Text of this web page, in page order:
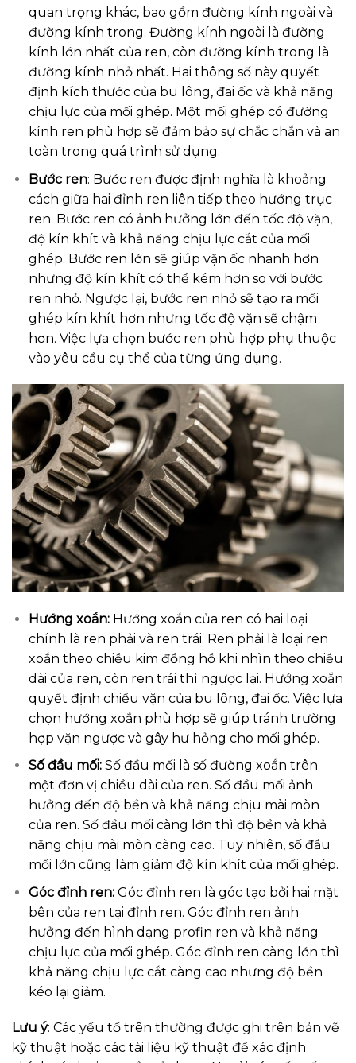
quan trọng khác, bao gồm đường kính ngoài và
đường kính trong. Đường kính ngoài là đường
kính lớn nhất của ren, còn đường kính trong là
đường kính nhỏ nhất. Hai thông số này quyết
định kích thước của bu lông, đai ốc và khả năng
chịu lực của mối ghép. Một mối ghép có đường
kính ren phù hợp sẽ đảm bảo sự chắc chắn và an
toàn trong quá trình sử dụng.
Bước ren: Bước ren được định nghĩa là khoảng
cách giữa hai đỉnh ren liên tiếp theo hướng trục
ren. Bước ren có ảnh hưởng lớn đến tốc độ vặn,
độ kín khít và khả năng chịu lực cắt của mối
ghép. Bước ren lớn sẽ giúp vặn ốc nhanh hơn
nhưng độ kín khít có thể kém hơn so với bước
ren nhỏ. Ngược lại, bước ren nhỏ sẽ tạo ra mối
ghép kín khít hơn nhưng tốc độ vặn sẽ chậm
hơn. Việc lựa chọn bước ren phù hợp phụ thuộc
vào yêu cầu cụ thể của từng ứng dụng.
Hướng xoắn:Hướng xoắn của ren có hai loại
chính là ren phải và ren trái. Ren phải là loại ren
xoắn theo chiều kim đồng hồ khi nhìn theo chiều
dài của ren, còn ren trái thì ngược lại. Hướng xoắn
quyết định chiều vặn của bu lông, đai ốc. Việc lựa
chọn hướng xoắn phù hợp sẽ giúp tránh trường
hợp vặn ngược và gây hư hỏng cho mối ghép.
Số đầu mối:Số đầu mối là số đường xoắn trên
một đơn vị chiều dài của ren. Số đầu mối ảnh
hưởng đến độ bền và khả năng chịu mài mòn
của ren. Số đầu mối càng lớn thì độ bền và khả
năng chịu mài mòn càng cao. Tuy nhiên, số đầu
mối lớn cũng làm giảm độ kín khít của mối ghép.
Góc đỉnh ren:Góc đỉnh ren là góc tạo bởi hai mặt
bên của ren tại đỉnh ren. Góc đỉnh ren ảnh
hưởng đến hình dạng profin ren và khả năng
chịu lực của mối ghép. Góc đỉnh ren càng lớn thì
khả năng chịu lực cắt càng cao nhưng độ bền
kéo lại giảm.
Lưu ý: Các yếu tố trên thường được ghi trên bản vẽ
kỹ thuật hoặc các tài liệu kỹ thuật để xác định